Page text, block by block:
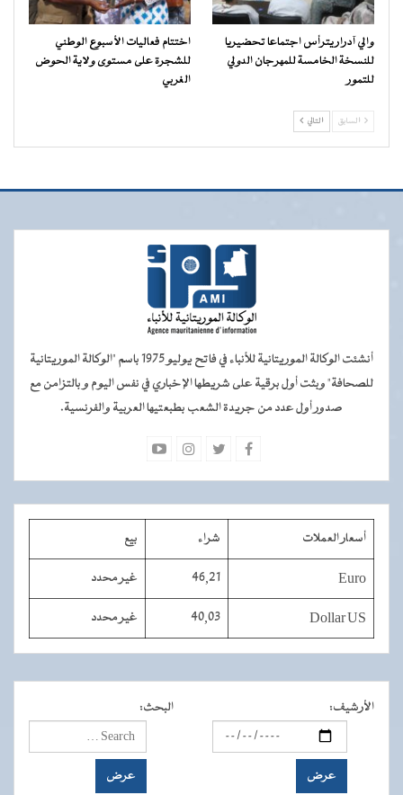
والي آدرار يترأس اجتماعا تحضيريا
للنسخة الخامسة للمهرجان الدولي
للتمور
اختتام فعاليات الأسبوع الوطني
للشجرة على مستوى ولاية الحوض
الغربي
السابق التالي
أنشئت الوكالة الموريتانية للأنباء في فاتح يوليو 1975 باسم "الوكالة الموريتانية
للصحافة" وبثت أول برقية على شريطها الإخباري في نفس اليوم و بالتزامن مع
صدور أول عدد من جريدة الشعب بطبعتيها العربية والفرنسية.
أسعار العملات شراء بيع
Euro
46,21 غير محدد
Dollar US
40,03 غير محدد
الأرشيف: البحث: